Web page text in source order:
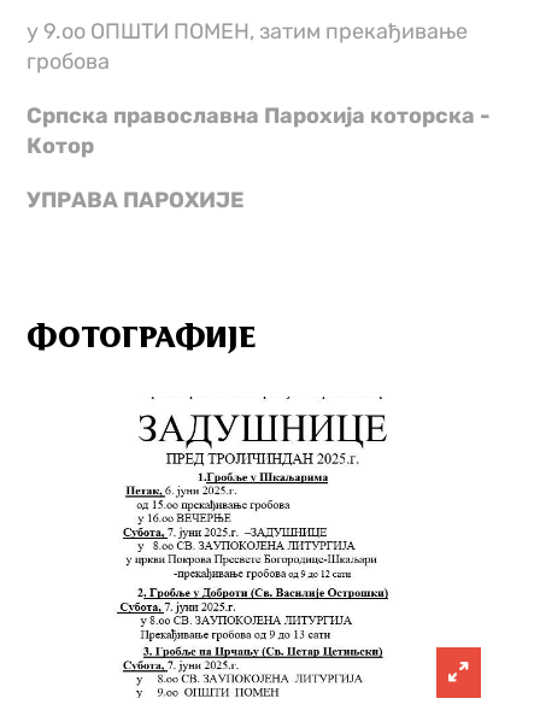
у 9.оо ОПШТИ ПОМЕН, затим прекађивање
гробова
Српска православна Парохија которска -
Котор
УПРАВА ПАРОХИЈЕ
ФОТОГРАФИЈЕ